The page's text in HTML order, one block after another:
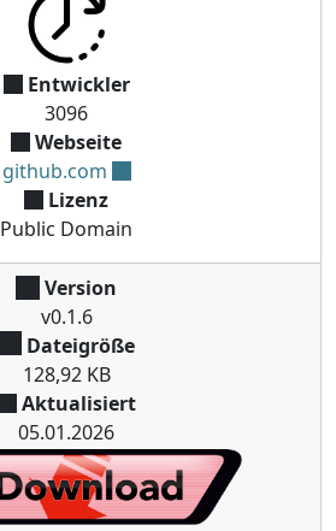
Entwickler
3096
Webseite
github.com
Lizenz
Public Domain
Version
v0.1.6
Dateigröße
128,92 KB
Aktualisiert
05.01.2026